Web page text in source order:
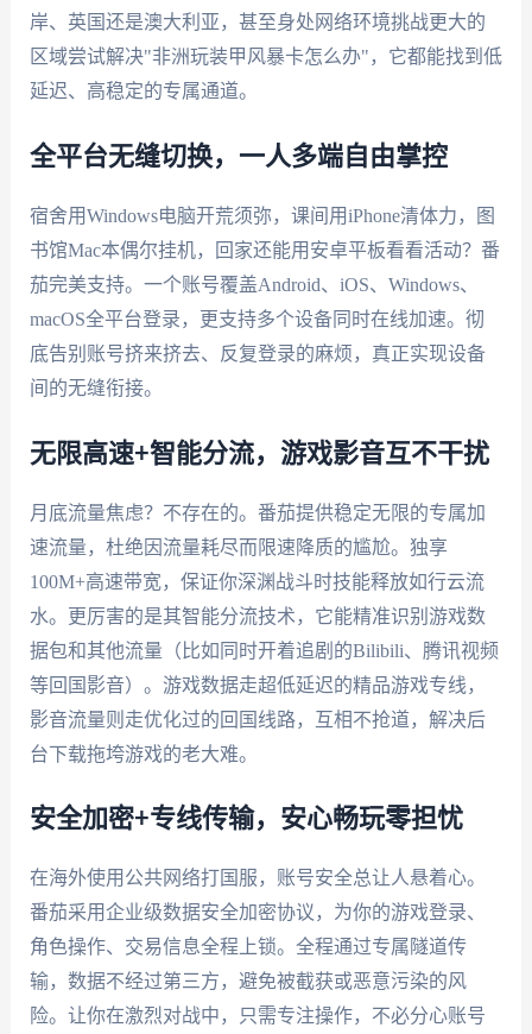
岸、英国还是澳大利亚，甚至身处网络环境挑战更大的
区域尝试解决"非洲玩装甲风暴卡怎么办"，它都能找到低
延迟、高稳定的专属通道。
全平台无缝切换，一人多端自由掌控
宿舍用Windows电脑开荒须弥，课间用iPhone清体力，图
书馆Mac本偶尔挂机，回家还能用安卓平板看看活动？番
茄完美支持。一个账号覆盖Android、iOS、Windows、
macOS全平台登录，更支持多个设备同时在线加速。彻
底告别账号挤来挤去、反复登录的麻烦，真正实现设备
间的无缝衔接。
无限高速+智能分流，游戏影音互不干扰
月底流量焦虑？不存在的。番茄提供稳定无限的专属加
速流量，杜绝因流量耗尽而限速降质的尴尬。独享
100M+高速带宽，保证你深渊战斗时技能释放如行云流
水。更厉害的是其智能分流技术，它能精准识别游戏数
据包和其他流量（比如同时开着追剧的Bilibili、腾讯视频
等回国影音）。游戏数据走超低延迟的精品游戏专线，
影音流量则走优化过的回国线路，互相不抢道，解决后
台下载拖垮游戏的老大难。
安全加密+专线传输，安心畅玩零担忧
在海外使用公共网络打国服，账号安全总让人悬着心。
番茄采用企业级数据安全加密协议，为你的游戏登录、
角色操作、交易信息全程上锁。全程通过专属隧道传
输，数据不经过第三方，避免被截获或恶意污染的风
险。让你在激烈对战中，只需专注操作，不必分心账号